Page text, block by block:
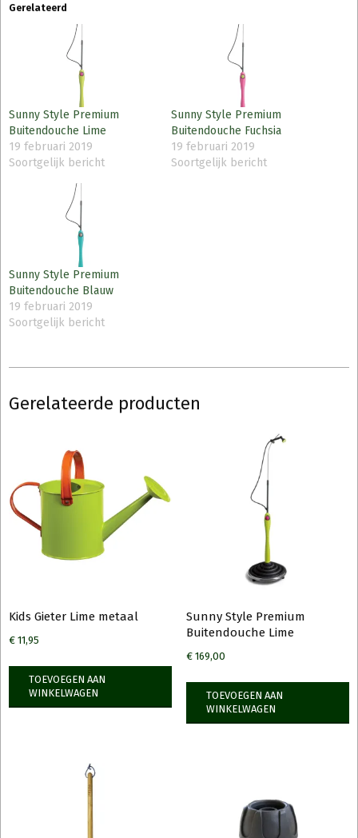
Gerelateerd
Sunny Style Premium
Buitendouche Lime
19 februari 2019
Soortgelijk bericht
Sunny Style Premium
Buitendouche Fuchsia
19 februari 2019
Soortgelijk bericht
Sunny Style Premium
Buitendouche Blauw
19 februari 2019
Soortgelijk bericht
Gerelateerde producten
Kids Gieter Lime metaal
€ 11,95
TOEVOEGEN AAN
WINKELWAGEN
Sunny Style Premium
Buitendouche Lime
€169,00
TOEVOEGEN AAN
WINKELWAGEN